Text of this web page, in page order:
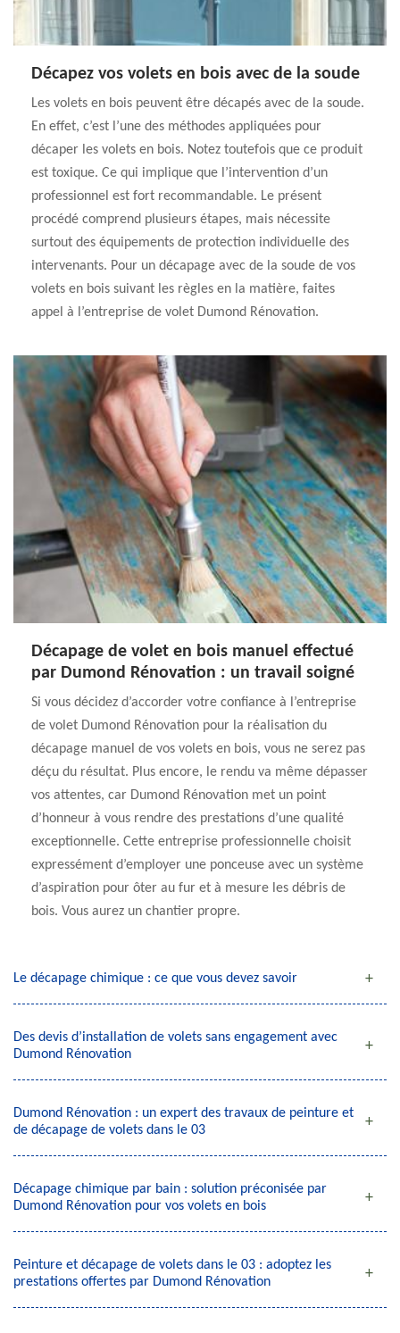
Décapez vos volets en bois avec de la soude
Les volets en bois peuvent être décapés avec de la soude.
En effet, c’est l’une des méthodes appliquées pour
décaper les volets en bois. Notez toutefois que ce produit
est toxique. Ce qui implique que l’intervention d’un
professionnel est fort recommandable. Le présent
procédé comprend plusieurs étapes, mais nécessite
surtout des équipements de protection individuelle des
intervenants. Pour un décapage avec de la soude de vos
volets en bois suivant les règles en la matière, faites
appel à l’entreprise de volet Dumond Rénovation.
Décapage de volet en bois manuel effectué
par Dumond Rénovation : un travail soigné
Si vous décidez d’accorder votre confiance à l’entreprise
de volet Dumond Rénovation pour la réalisation du
décapage manuel de vos volets en bois, vous ne serez pas
déçu du résultat. Plus encore, le rendu va même dépasser
vos attentes, car Dumond Rénovation met un point
d’honneur à vous rendre des prestations d’une qualité
exceptionnelle. Cette entreprise professionnelle choisit
expressément d’employer une ponceuse avec un système
d’aspiration pour ôter au fur et à mesure les débris de
bois. Vous aurez un chantier propre.
Le décapage chimique : ce que vous devez savoir
Des devis d’installation de volets sans engagement avec
Dumond Rénovation
Dumond Rénovation : un expert des travaux de peinture et
de décapage de volets dans le 03
Décapage chimique par bain : solution préconisée par
Dumond Rénovation pour vos volets en bois
Peinture et décapage de volets dans le 03 : adoptez les
prestations offertes par Dumond Rénovation